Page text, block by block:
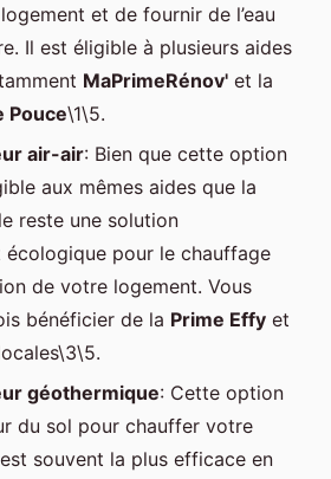
et de fournir de l’eau
Il est éligible à plusieurs aides
MaPrimeRénov' et la
Pouce\1\5.
air-air: Bien que cette option
aux mêmes aides que la
reste une solution
écologique pour le chauffage
de votre logement. Vous
bénéficier de la Prime Effy et
géothermique: Cette option
du sol pour chauffer votre
souvent la plus efficace en